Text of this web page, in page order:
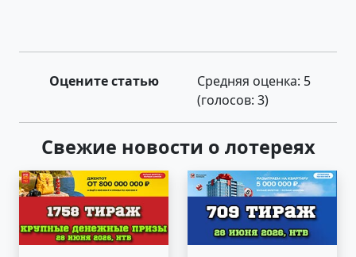
Оцените статью Средняя оценка: 5
(голосов: 3)
Свежие новости о лотереях